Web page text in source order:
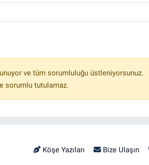
ve tüm sorumluluğu üstleniyorsunuz.
sorumlu tutulamaz.
Köşe Yazıları Bize Ulaşın